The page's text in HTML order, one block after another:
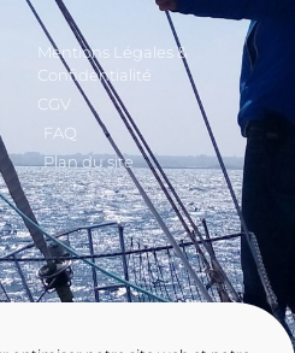
Mentions Légales &
Confidentialité
CGV
FAQ
Plan du site